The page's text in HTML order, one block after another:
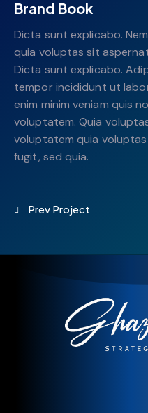
Brand Book
Dicta sunt explicabo.
quia voluptas sit
Dicta sunt explicabo.
tempor incididunt ut
enim minim veniam quis
voluptatem. Quia
voluptatem quia
fugit, sed quia.
Prev Project